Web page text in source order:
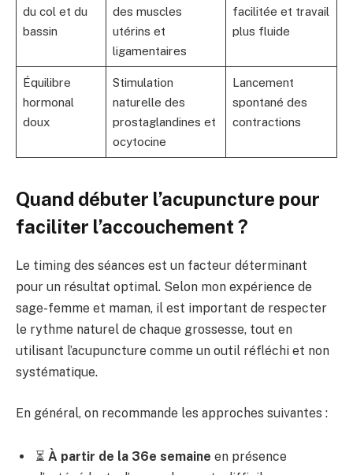
du col et du
bassin
des muscles
utérins et
ligamentaires
facilitée et travail
plus fluide
Équilibre
hormonal
doux
Stimulation
naturelle des
prostaglandines et
ocytocine
Lancement
spontané des
contractions
Quand débuter l’acupuncture pour
faciliter l’accouchement ?
Le timing des séances est un facteur déterminant
pour un résultat optimal. Selon mon expérience de
sage-femme et maman, il est important de respecter
le rythme naturel de chaque grossesse, tout en
utilisant l’acupuncture comme un outil réfléchi et non
systématique.
En général, on recommande les approches suivantes :
⏳ À partir de la 36e semaine en présence